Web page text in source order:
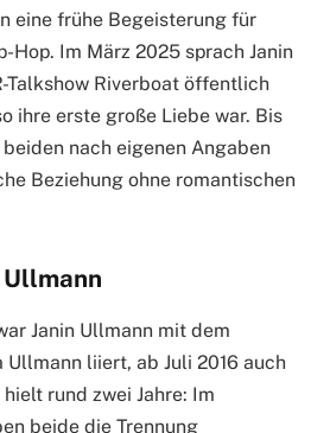
eine frühe Begeisterung für
Hop. Im März 2025 sprach Janin
Talkshow Riverboat öffentlich
ihre erste große Liebe war. Bis
nach eigenen Angaben
Beziehung ohne romantischen
Janin Ullmann mit dem
liiert, ab Juli 2016 auch
rund zwei Jahre: Im
beide die Trennung